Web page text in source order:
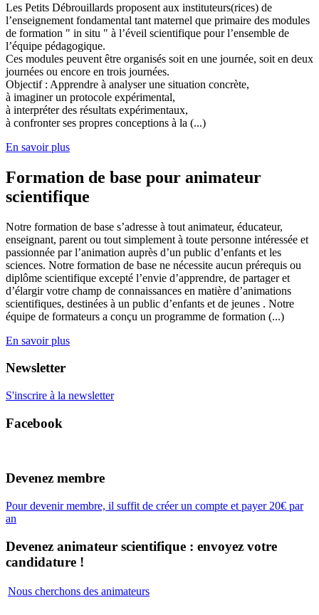
Les Petits Débrouillards proposent aux instituteurs(rices) de
l’enseignement fondamental tant maternel que primaire des modules
de formation " in situ " à l’éveil scientifique pour l’ensemble de
l’équipe pédagogique.
Ces modules peuvent être organisés soit en une journée, soit en deux
journées ou encore en trois journées.
Objectif : Apprendre à analyser une situation concrète,
à imaginer un protocole expérimental,
à interpréter des résultats expérimentaux,
à confronter ses propres conceptions à la (...)
En savoir plus
Formation de base pour animateur
scientifique
Notre formation de base s’adresse à tout animateur, éducateur,
enseignant, parent ou tout simplement à toute personne intéressée et
passionnée par l’animation auprès d’un public d’enfants et les
sciences. Notre formation de base ne nécessite aucun prérequis ou
diplôme scientifique excepté l’envie d’apprendre, de partager et
d’élargir votre champ de connaissances en matière d’animations
scientifiques, destinées à un public d’enfants et de jeunes . Notre
équipe de formateurs a conçu un programme de formation (...)
En savoir plus
Newsletter
S'inscrire à la newsletter
Facebook
Devenez membre
Pour devenir membre, il suffit de créer un compte et payer 20€ par
an
Devenez animateur scientifique : envoyez votre
candidature !
Nous cherchons des animateurs